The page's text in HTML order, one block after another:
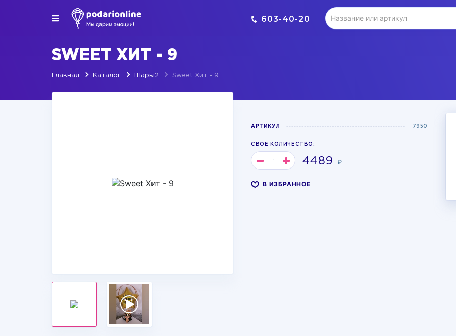
603-40-20
SWEET ХИТ - 9
Главная Каталог Шары2 Sweet Хит - 9
АРТИКУЛ 7950
СВОЕ КОЛИЧЕСТВО:
4489 ₽
В ИЗБРАННОЕ